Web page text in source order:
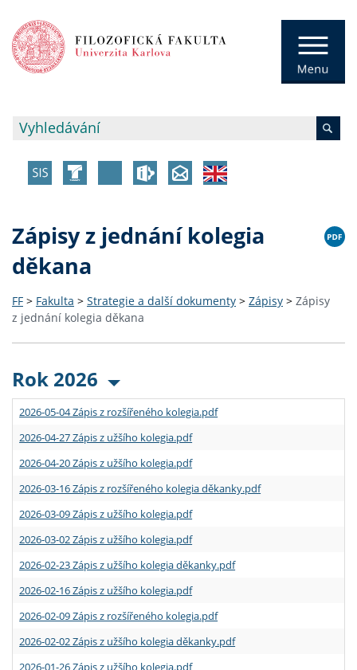
Zápisy z jednání kolegia
děkana
FF > Fakulta > Strategie a další dokumenty > Zápisy > Zápisy
z jednání kolegia děkana
Rok 2026
2026-05-04 Zápis z rozšířeného kolegia.pdf
2026-04-27 Zápis z užšího kolegia.pdf
2026-04-20 Zápis z užšího kolegia.pdf
2026-03-16 Zápis z rozšířeného kolegia děkanky.pdf
2026-03-09 Zápis z užšího kolegia.pdf
2026-03-02 Zápis z užšího kolegia.pdf
2026-02-23 Zápis z užšího kolegia děkanky.pdf
2026-02-16 Zápis z užšího kolegia.pdf
2026-02-09 Zápis z rozšířeného kolegia.pdf
2026-02-02 Zápis z užšího kolegia děkanky.pdf
2026-01-26 Zápis z užšího kolegia.pdf